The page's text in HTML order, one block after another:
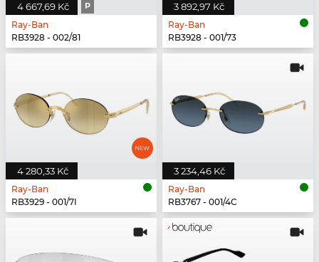
4 667,69 Kč P
Ray-Ban
RB3928 - 002/81
3 892,97 Kč
Ray-Ban
RB3928 - 001/73
4 280,33 Kč
Ray-Ban
RB3929 - 001/7I
3 234,46 Kč
Ray-Ban
RB3767 - 001/4C